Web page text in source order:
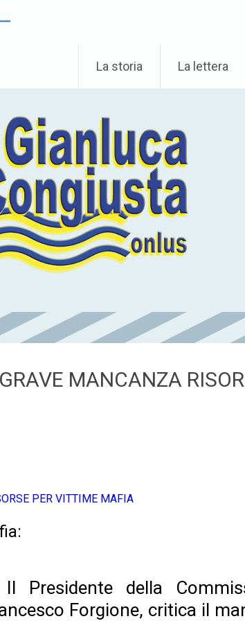
La storia La lettera
MANCANZA
PER VITTIME MAFIA
Presidente della
Forgione, critica il